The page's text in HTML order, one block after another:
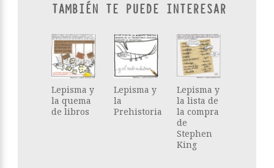
TAMBIÉN TE PUEDE INTERESAR
Lepisma y
la quema
de libros
Lepisma y
la
Prehistoria
Lepisma y
la lista de
la compra
de
Stephen
King